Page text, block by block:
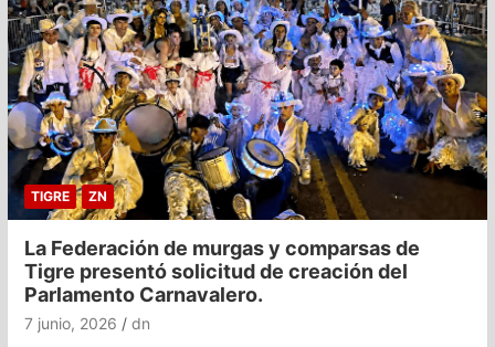
TIGRE ZN
La Federación de murgas y comparsas de
Tigre presentó solicitud de creación del
Parlamento Carnavalero.
7 junio, 2026 dn